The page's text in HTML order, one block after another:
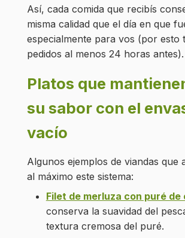
Así, cada comida que recibís
misma calidad que el día en que
especialmente para vos (por esto
pedidos al menos 24 horas antes).
Platos que
su sabor con el
vacío
Algunos ejemplos de viandas que
al máximo este sistema:
Filet de merluza con puré de
conserva la suavidad del
textura cremosa del puré.